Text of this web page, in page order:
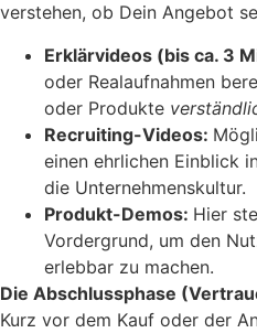
verstehen, ob Dein Angebot
Erklärvideos (bis ca. 3
oder Realaufnahmen
oder Produkte
Recruiting-Videos:
einen ehrlichen Einblick
die Unternehmenskultur.
Produkt-Demos: Hier
Vordergrund, um den
erlebbar zu machen.
Die Abschlussphase
Kurz vor dem Kauf oder der